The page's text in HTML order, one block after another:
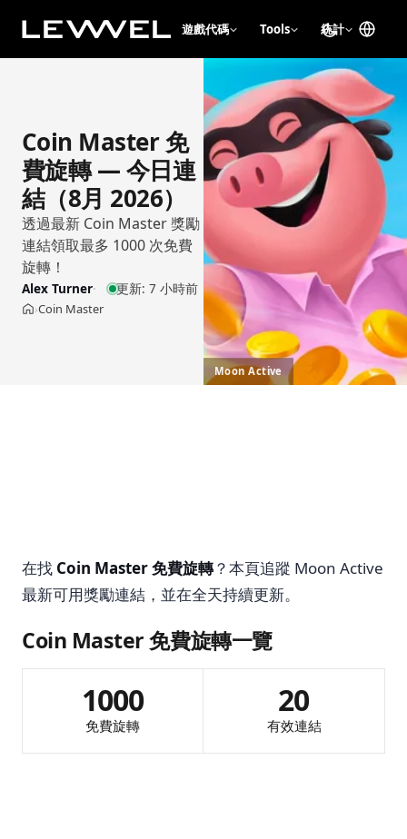
遊戲代碼 Tools 統計
Coin Master 免
費旋轉 — 今日連
結（8月 2026）
透過最新 Coin Master 獎勵
連結領取最多 1000 次免費
旋轉！
Alex Turner 更新: 7 小時前
首頁
›Coin Master
Moon Active
在找 Coin Master 免費旋轉？本頁追蹤 Moon Active
最新可用獎勵連結，並在全天持續更新。
Coin Master 免費旋轉一覽
1000
免費旋轉
20
有效連結